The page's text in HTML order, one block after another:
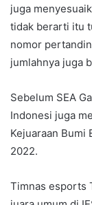
juga
tidak berarti itu
nomor
jumlahnya juga
Sebelum SEA
Indonesi juga
Kejuaraan Bumi
2022.
Timnas esports